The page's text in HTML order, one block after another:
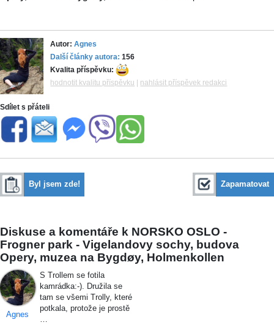
Autor:Agnes
Další články autora: 156
Kvalita příspěvku:
hodnotit kvalitu příspěvku
nahlásit příspěvek redakci
Sdílet s přáteli
Byl jsem zde! Zapamatovat
Diskuse a komentáře k NORSKO OSLO -
Frogner park - Vigelandovy sochy, budova
Opery, muzea na Bygdøy, Holmenkollen
Agnes
S Trollem se fotila
kamrádka:-). Družila se
tam se všemi Trolly, které
potkala, protože je prostě
…